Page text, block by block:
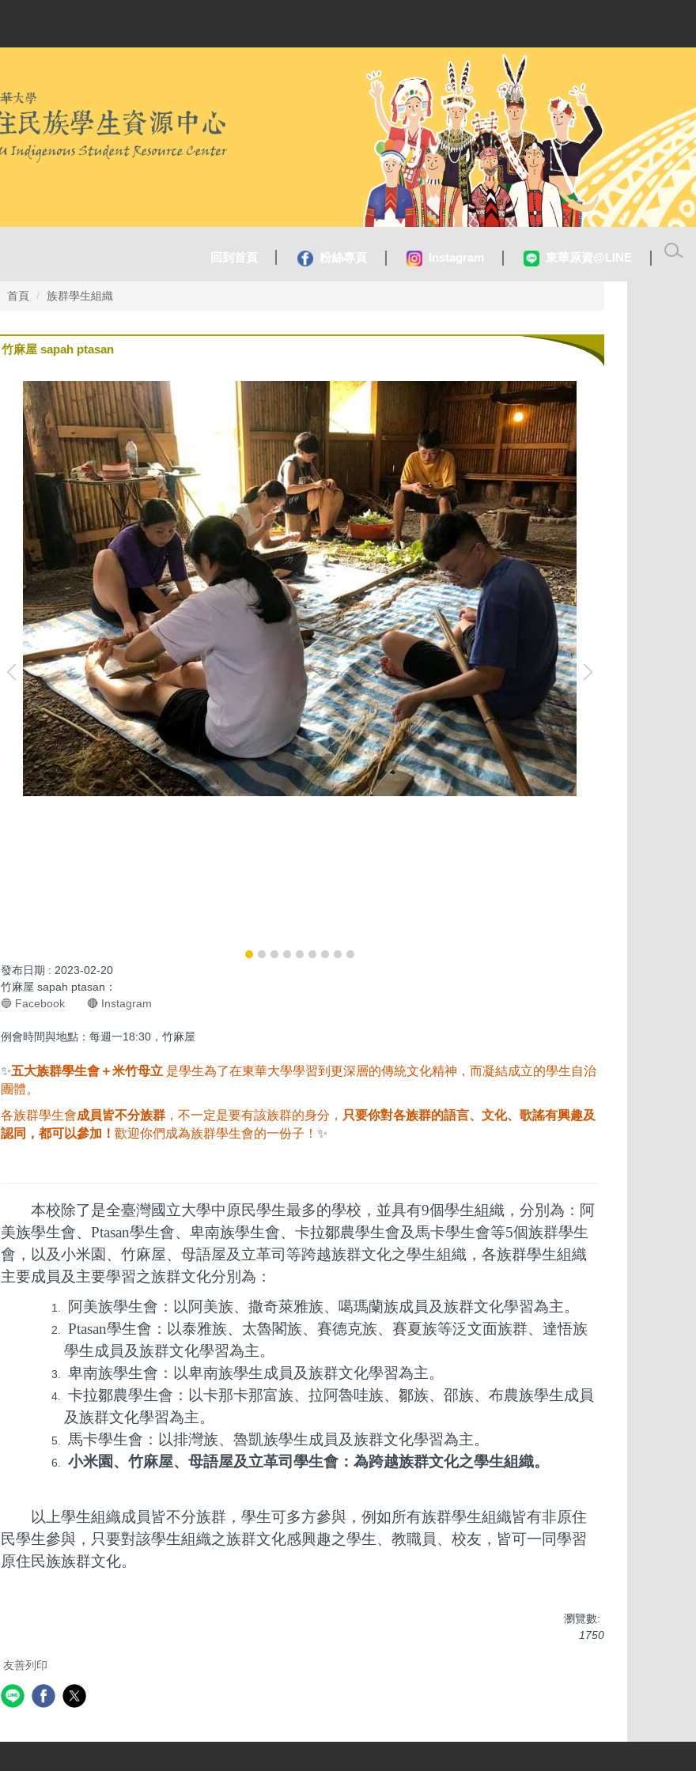
回到首頁 粉絲專頁 Instagram 東華原資@LINE
首頁 族群學生組織
竹麻屋 sapah ptasan
發布日期 : 2023-02-20
竹麻屋 sapah ptasan：
🔵 Facebook 🔴 Instagram
例會時間與地點：每週一18:30，竹麻屋
✨五大族群學生會＋米竹母立 是學生為了在東華大學學習到更深層的傳統文化精神，而凝結成立的學生自治
團體。
各族群學生會成員皆不分族群 ，不一定是要有該族群的身分， 只要你對各族群的語言、文化、歌謠有興趣及
認同，都可以參加！ 歡迎你們成為族群學生會的一份子！ ✨
本校除了是全臺灣國立大學中原民學生最多的學校，並具有9個學生組織，分別為：阿
美族學生會、Ptasan學生會、卑南族學生會、卡拉鄒農學生會及馬卡學生會等5個族群學生
會，以及小米園、竹麻屋、母語屋及立革司等跨越族群文化之學生組織，各族群學生組織
主要成員及主要學習之族群文化分別為：
阿美族學生會：以阿美族、撒奇萊雅族、噶瑪蘭族成員及族群文化學習為主。
Ptasan學生會：以泰雅族、太魯閣族、賽德克族、賽夏族等泛文面族群、達悟族
學生成員及族群文化學習為主。
卑南族學生會：以卑南族學生成員及族群文化學習為主。
卡拉鄒農學生會：以卡那卡那富族、拉阿魯哇族、鄒族、邵族、布農族學生成員
及族群文化學習為主。
馬卡學生會：以排灣族、魯凱族學生成員及族群文化學習為主。
小米園、竹麻屋、母語屋及立革司學生會：為跨越族群文化之學生組織。
以上學生組織成員皆不分族群，學生可多方參與，例如所有族群學生組織皆有非原住
民學生參與，只要對該學生組織之族群文化感興趣之學生、教職員、校友，皆可一同學習
原住民族族群文化。
瀏覽數:
1750
友善列印